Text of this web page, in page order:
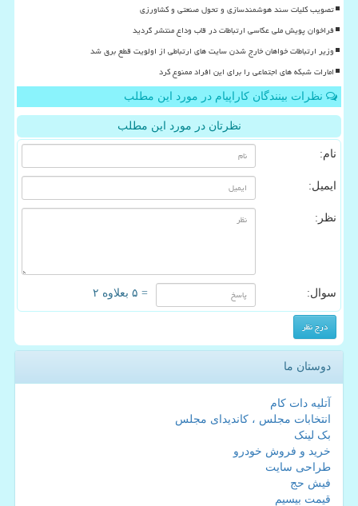
تصویب کلیات سند هوشمندسازی و تحول صنعتی و کشاورزی
فراخوان پویش ملی عکاسی ارتباطات در قاب وداع منتشر گردید
وزیر ارتباطات خواهان خارج شدن سایت های ارتباطی از اولویت قطع برق شد
امارات شبکه های اجتماعی را برای این افراد ممنوع کرد
نظرات بینندگان کاراپیام در مورد این مطلب
نظرتان در مورد این مطلب
نام:
ایمیل:
نظر:
سوال: = ۵ بعلاوه ۲
دوستان ما
آتلیه دات کام
انتخابات مجلس ، کاندیدای مجلس
بک لینک
خرید و فروش خودرو
طراحی سایت
فیش حج
قیمت بیسیم